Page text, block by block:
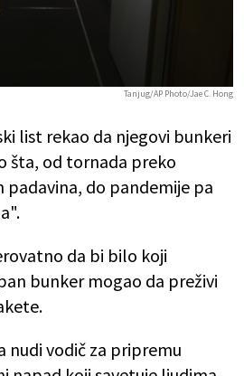
Tanjug/AP Photo/Jae C. Hong
list rekao da njegovi bunkeri
šta, od tornada preko
padavina, do pandemije pa
da bi bilo koji
bunker mogao da preživi
nudi vodič za pripremu